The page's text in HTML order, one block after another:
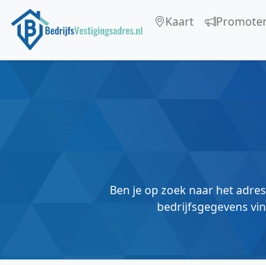
Kaart
Ben je op zoek naar het
bedrijfsgegevens